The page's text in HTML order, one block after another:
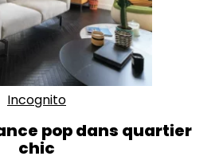
Incognito
pop dans quartier
chic